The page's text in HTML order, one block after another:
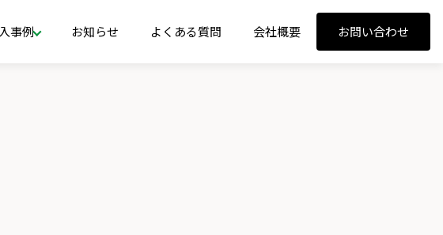
事例 お知らせ よくある質問 会社概要 お問い合わせ